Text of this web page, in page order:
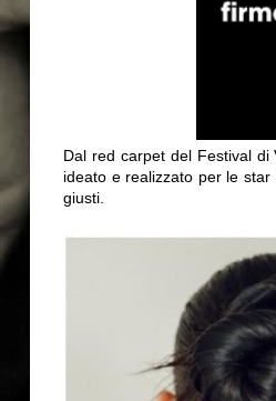
Dal red carpet del Festival
ideato e realizzato per le
giusti.